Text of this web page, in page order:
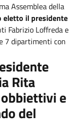
Assemblea della
eletto il presidente
Fabrizio Loffreda e
7 dipartimenti con
Rita
e
del